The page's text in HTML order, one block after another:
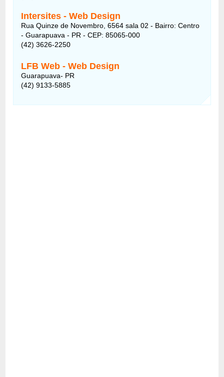
Intersites - Web Design
Rua Quinze de Novembro, 6564 sala 02 - Bairro: Centro
- Guarapuava - PR - CEP: 85065-000
(42) 3626-2250
LFB Web - Web Design
Guarapuava- PR
(42) 9133-5885